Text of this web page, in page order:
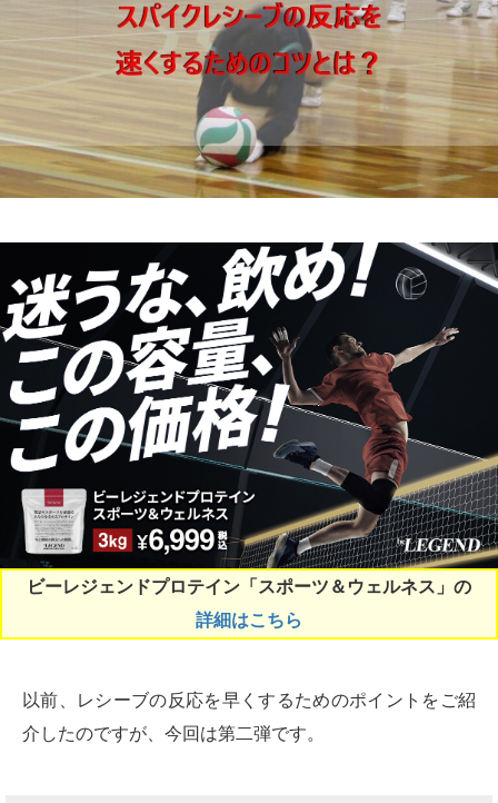
ビーレジェンドプロテイン「スポーツ＆ウェルネス」の
詳細はこちら
以前、レシーブの反応を早くするためのポイントをご紹
介したのですが、今回は第二弾です。